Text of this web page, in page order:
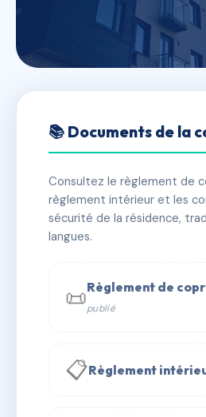
DOMAINE DES
✓ Immatriculée 🏠 185 lots
📞 Contacter Syndic Digital
📚 Documents de la
Consultez le règlement de
règlement intérieur et les
sécurité de la résidence,
langues.
📜Règlement de
publié
📋Règlement